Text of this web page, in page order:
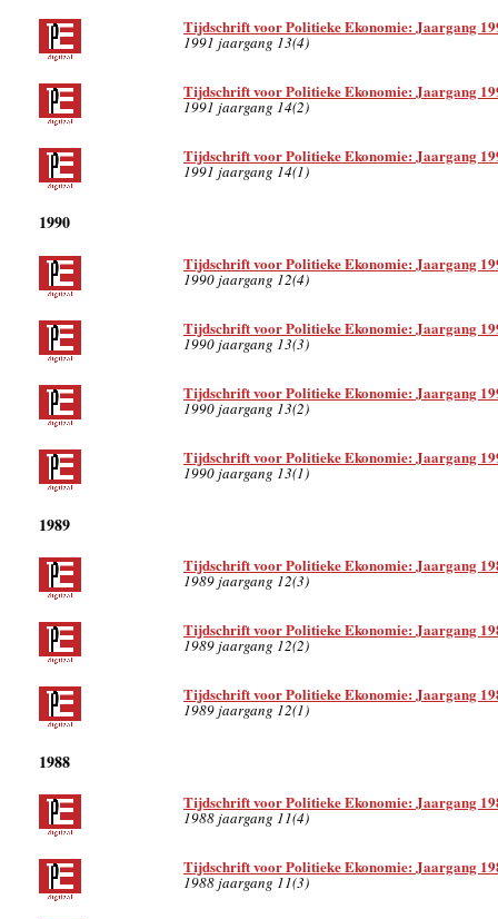
Tijdschrift voor Politieke Ekonomie: Jaargang
1991 jaargang 13(4)
Tijdschrift voor Politieke Ekonomie: Jaargang
1991 jaargang 14(2)
Tijdschrift voor Politieke Ekonomie: Jaargang
1991 jaargang 14(1)
1990
Tijdschrift voor Politieke Ekonomie: Jaargang
1990 jaargang 12(4)
Tijdschrift voor Politieke Ekonomie: Jaargang
1990 jaargang 13(3)
Tijdschrift voor Politieke Ekonomie: Jaargang
1990 jaargang 13(2)
Tijdschrift voor Politieke Ekonomie: Jaargang
1990 jaargang 13(1)
1989
Tijdschrift voor Politieke Ekonomie: Jaargang
1989 jaargang 12(3)
Tijdschrift voor Politieke Ekonomie: Jaargang
1989 jaargang 12(2)
Tijdschrift voor Politieke Ekonomie: Jaargang
1989 jaargang 12(1)
1988
Tijdschrift voor Politieke Ekonomie: Jaargang
1988 jaargang 11(4)
Tijdschrift voor Politieke Ekonomie: Jaargang
1988 jaargang 11(3)